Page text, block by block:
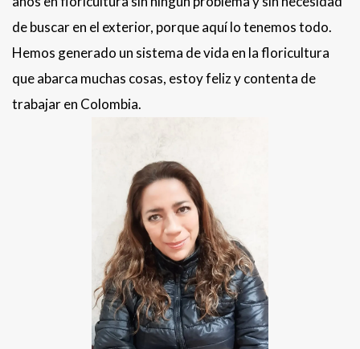
de buscar en el exterior, porque aquí lo tenemos todo.
Hemos generado un sistema de vida en la floricultura
que abarca muchas cosas, estoy feliz y contenta de
trabajar en Colombia.